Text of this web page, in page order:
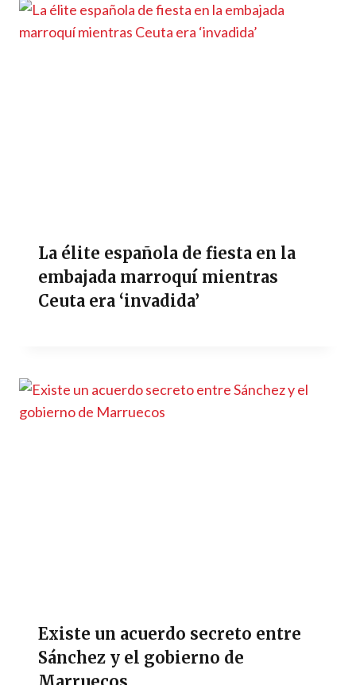
La élite española de fiesta en la
embajada marroquí mientras
Ceuta era ‘invadida’
Existe un acuerdo secreto entre
Sánchez y el gobierno de